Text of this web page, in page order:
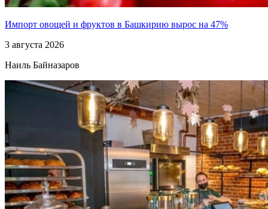
Импорт овощей и фруктов в Башкирию вырос на 47%
3 августа 2026
Наиль Байназаров